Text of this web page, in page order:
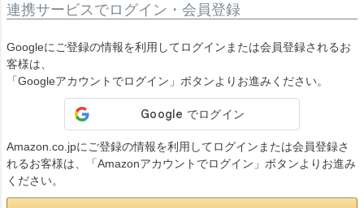
連携サービスでログイン・会員登録
Googleにご登録の情報を利用してログインまたは会員登録されるお
客様は、
「Googleアカウントでログイン」ボタンよりお進みください。
Amazon.co.jpにご登録の情報を利用してログインまたは会員登録さ
れるお客様は、「Amazonアカウントでログイン」ボタンよりお進み
ください。